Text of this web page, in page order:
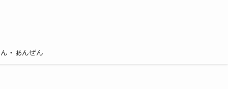
・あんぜん